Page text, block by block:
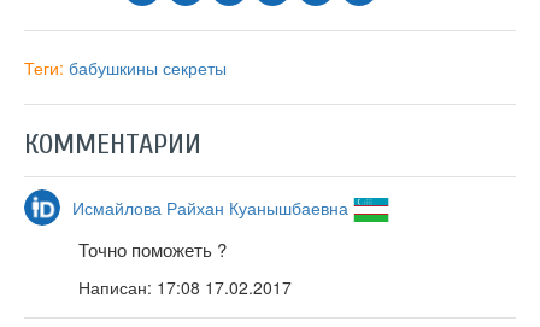
Теги: бабушкины секреты
КОММЕНТАРИИ
Исмайлова Райхан Куанышбаевна
Точно поможеть ?
Написан: 17:08 17.02.2017